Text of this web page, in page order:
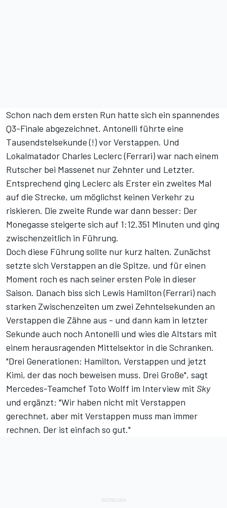
Schon nach dem ersten Run hatte sich ein spannendes
Q3-Finale abgezeichnet. Antonelli führte eine
Tausendstelsekunde (!) vor Verstappen. Und
Lokalmatador Charles Leclerc (Ferrari) war nach einem
Rutscher bei Massenet nur Zehnter und Letzter.
Entsprechend ging Leclerc als Erster ein zweites Mal
auf die Strecke, um möglichst keinen Verkehr zu
riskieren. Die zweite Runde war dann besser: Der
Monegasse steigerte sich auf 1:12.351 Minuten und ging
zwischenzeitlich in Führung.
Doch diese Führung sollte nur kurz halten. Zunächst
setzte sich Verstappen an die Spitze, und für einen
Moment roch es nach seiner ersten Pole in dieser
Saison. Danach biss sich Lewis Hamilton (Ferrari) nach
starken Zwischenzeiten um zwei Zehntelsekunden an
Verstappen die Zähne aus - und dann kam in letzter
Sekunde auch noch Antonelli und wies die Altstars mit
einem herausragenden Mittelsektor in die Schranken.
"Drei Generationen: Hamilton, Verstappen und jetzt
Kimi, der das noch beweisen muss. Drei Große", sagt
Mercedes-Teamchef Toto Wolff im Interview mit Sky
und ergänzt: "Wir haben nicht mit Verstappen
gerechnet, aber mit Verstappen muss man immer
rechnen. Der ist einfach so gut."